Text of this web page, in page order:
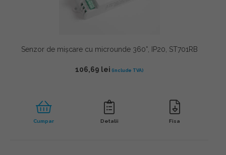
Senzor de mișcare cu microunde 360°, IP20, ST701RB
106,69 lei
Cumpar Detalii Fisa